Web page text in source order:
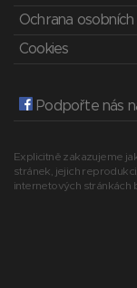
Ochrana osobních
Cookies
Podpořte nás
Explicitně zakazujeme
stránek, jejich
internetových stránkách